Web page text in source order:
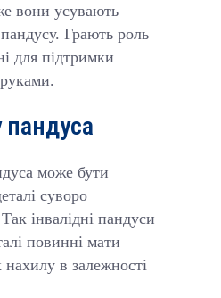
вони усувають
Грають роль
для підтримки
пандуса
може бути
суворо
інвалідні пандуси
повинні мати
в залежності